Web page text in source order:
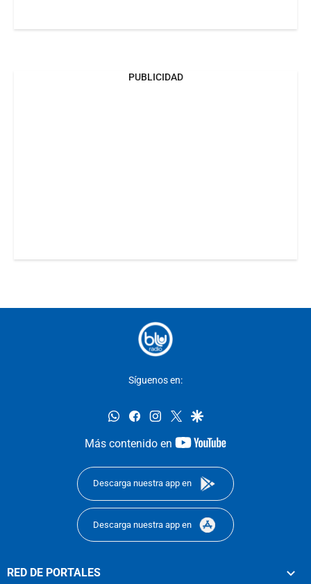
PUBLICIDAD
Síguenos en:
whatsappfacebookinstagram
twittergoogle
Más contenido en
youtube-
Descarga nuestra app en
Descarga nuestra app en
RED DE PORTALES